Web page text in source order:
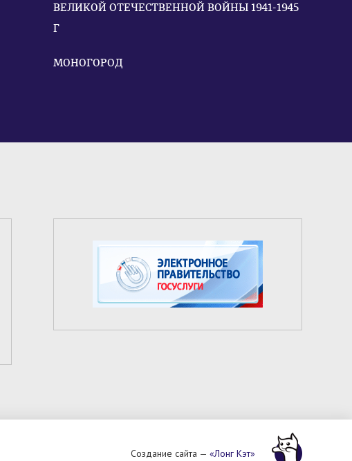
ВЕЛИКОЙ ОТЕЧЕСТВЕННОЙ ВОЙНЫ 1941-1945
Г
МОНОГОРОД